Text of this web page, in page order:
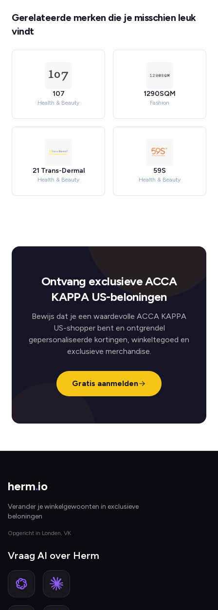
Gerelateerde merken die je misschien leuk
vindt
107
Health & Beauty
1290SQM
Fashion
21 Trans-Dermal
Health & Beauty
59S
Health & Beauty
Ontvang exclusieve ACCA
KAPPA US-beloningen
Bewijs dat je een waardevolle ACCA KAPPA
US-shopper bent en ontgrendel
gepersonaliseerde kortingen, winkeltegoed en
exclusieve merchandise.
Gratis aanmelden
herm.io
Verander je winkelgewoonten in exclusieve
beloningen
Opgericht in Londen, VK
Vraag AI over Herm